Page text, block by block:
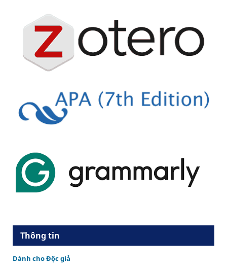
Thông tin
Dành cho Độc giả